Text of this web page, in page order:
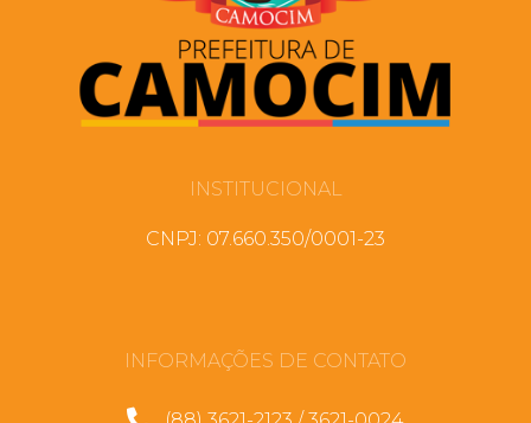
INSTITUCIONAL
CNPJ: 07.660.350/0001-23
INFORMAÇÕES DE CONTATO